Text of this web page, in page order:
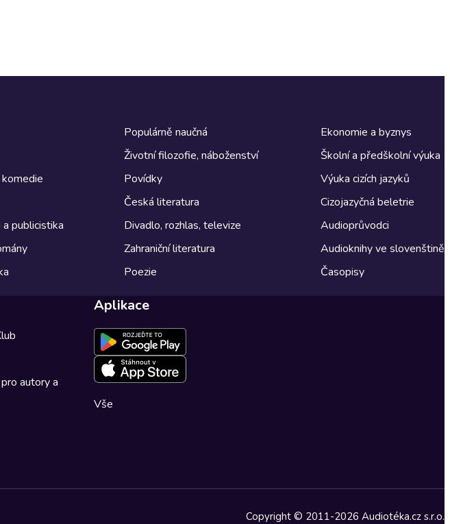
publicistika
Populárně naučná
Životní filozofie, náboženství
Povídky
Česká literatura
Divadlo, rozhlas, televize
Zahraniční literatura
Poezie
Ekonomie a byznys
Školní a předškolní výuka
Výuka cizích jazyků
Cizojazyčná beletrie
Audioprůvodci
Audioknihy ve slovenštině
Časopisy
autory a
Aplikace
Vše
Copyright © 2011-2026 Audiotéka.cz s.r.o.